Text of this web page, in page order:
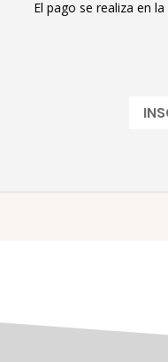
El pago se realiza en